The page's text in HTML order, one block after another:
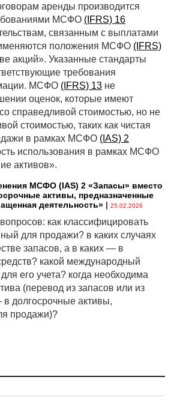
аренды производится
МСФО (IFRS) 16
связанным с выплатами
положения МСФО (IFRS)
акций». Указанные стандарты
требования
МСФО (IFRS) 13 не
оценок, которые имеют
справедливой стоимостью, но не
стоимостью, таких как чистая
в рамках МСФО (IAS) 2
использования в рамках МСФО
активов».
МСФО (IАS) 2 «Запасы» вместо
активы, предназначенные
деятельность» | 25.02.2026
как классифицировать
для продажи? в каких случаях
запасов, а в каких — в
какой международный
его учета? когда необходима
(перевод из запасов или из
долгосрочные активы,
продажи)?